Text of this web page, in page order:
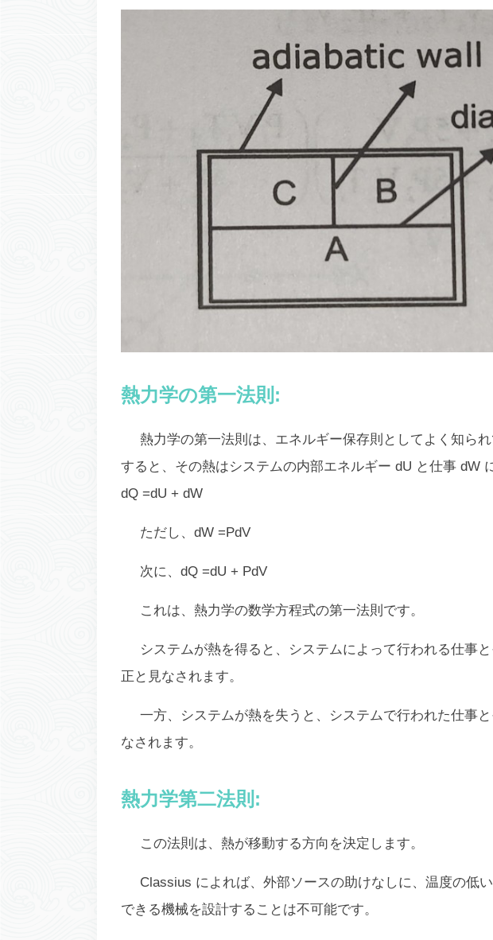
熱力学の第一法則:
熱力学の第一法則は、エネルギー保存則としてよく知ら
すると、その熱はシステムの内部エネルギー dU と仕事 dW
dQ =dU + dW
ただし、dW =PdV
次に、dQ =dU + PdV
これは、熱力学の数学方程式の第一法則です。
システムが熱を得ると、システムによって行われる仕事
正と見なされます。
一方、システムが熱を失うと、システムで行われた仕事
なされます。
熱力学第二法則:
この法則は、熱が移動する方向を決定します。
Classius によれば、外部ソースの助けなしに、温度の低
できる機械を設計することは不可能です。